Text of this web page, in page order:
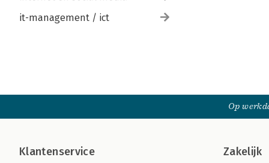
it-management / ict
Op
Klantenservice Zakelijk